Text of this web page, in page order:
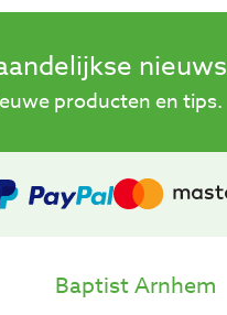
producten en tips.
Baptist Arnhem